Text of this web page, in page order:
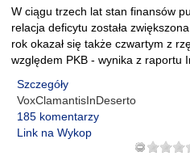
W ciągu trzech lat stan finansów
relacja deficytu została
rok okazał się także czwartym z
względem PKB - wynika z raportu
Szczegóły
VoxClamantisInDeserto
185 komentarzy
Link na Wykop